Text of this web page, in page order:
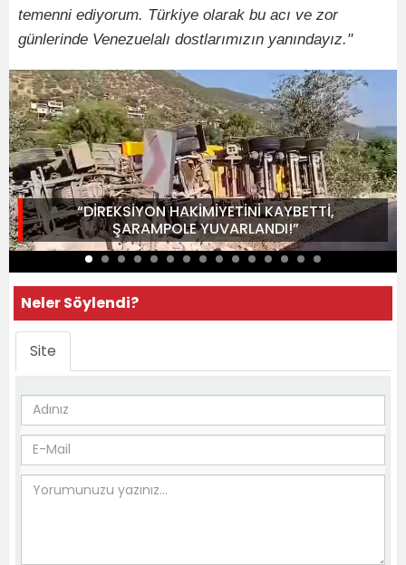
temenni ediyorum. Türkiye olarak bu acı ve zor
günlerinde Venezuelalı dostlarımızın yanındayız."
“DİREKSİYON HAKİMİYETİNİ KAYBETTİ,
ŞARAMPOLE YUVARLANDI!”
Neler Söylendi?
Site